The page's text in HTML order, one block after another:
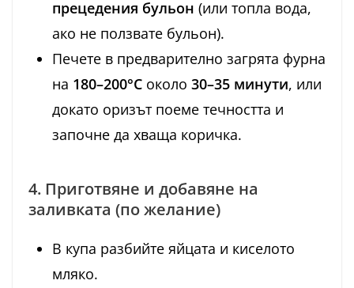
прецедения бульон (или топла вода,
ако не ползвате бульон).
Печете в предварително загрята фурна
на 180–200°C около 30–35 минути, или
докато оризът поеме течността и
започне да хваща коричка.
4. Приготвяне и добавяне на
заливката (по желание)
В купа разбийте яйцата и киселото
мляко.